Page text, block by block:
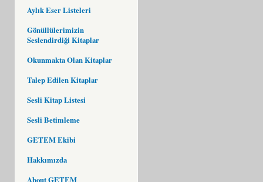
Aylık Eser Listeleri
Gönüllülerimizin
Seslendirdiği Kitaplar
Okunmakta Olan Kitaplar
Talep Edilen Kitaplar
Sesli Kitap Listesi
Sesli Betimleme
GETEM Ekibi
Hakkımızda
About GETEM